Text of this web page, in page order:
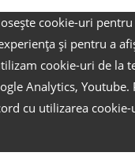
cookie-uri
și pentru a
cookie-uri de la
Analytics, Youtube.
cu utilizarea